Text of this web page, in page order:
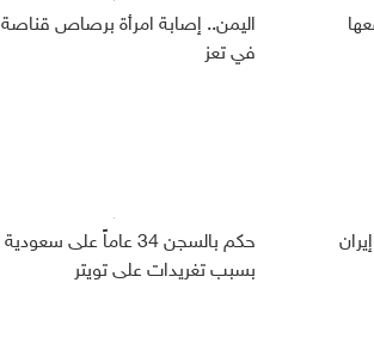
اليمن.. إصابة امرأة برصاص قناصة
في تعز
حكم بالسجن 34 عاماً على سعودية
بسبب تغريدات على تويتر